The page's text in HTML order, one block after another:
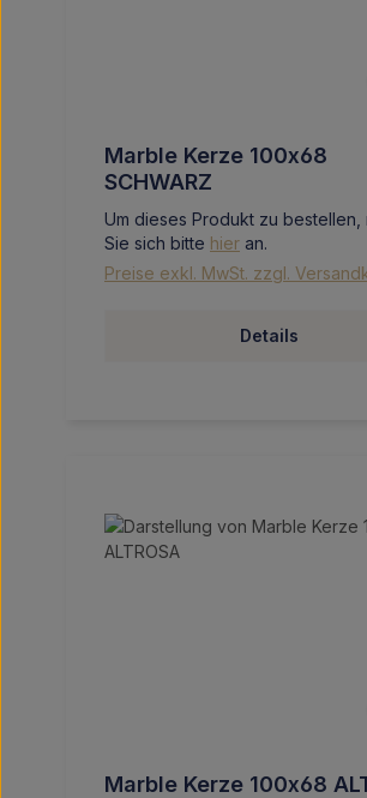
Marble Kerze 100x68
SCHWARZ
Um dieses Produkt zu bestellen,
Sie sich bitte hier an.
Preise exkl. MwSt. zzgl.
Details
Marble Kerze 100x68